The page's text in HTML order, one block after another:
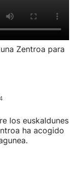
Zentroa para
los euskaldunes
ha acogido